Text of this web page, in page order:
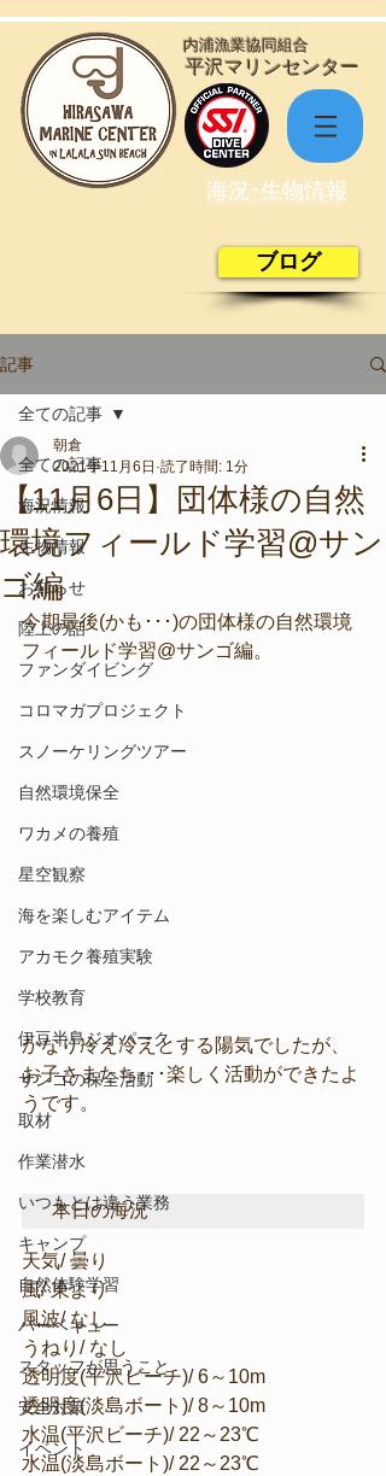
​平沢マリンセンター
​内浦漁業協同組合
海況･生物情報
ブログ
記事
全ての記事
海況情報
生物情報
お知らせ
陸上の話
ファンダイビング
コロマガプロジェクト
スノーケリングツアー
自然環境保全
ワカメの養殖
星空観察
海を楽しむアイテム
アカモク養殖実験
学校教育
伊豆半島ジオパーク
サンゴの保全活動
取材
作業潜水
いつもとは違う業務
キャンプ
自然体験学習
バーベキュー
スタッフが思うこと
安全対策
イベント
全ての記事
【11月6日】団体様の自然
環境フィールド学習@サン
ゴ編
朝倉
2021年11月6日 読了時間: 1分
今期最後(かも･･･)の団体様の自然環境
フィールド学習@サンゴ編。
かなり冷え冷えとする陽気でしたが、
お子さまたち･･･楽しく活動ができたよ
うです。
本日の海況
天気/ 曇り
風/ 東より
風波/ なし
うねり/ なし
透明度(平沢ビーチ)/ 6～10m
透明度(淡島ボート)/ 8～10m
水温(平沢ビーチ)/ 22～23℃
水温(淡島ボート)/ 22～23℃